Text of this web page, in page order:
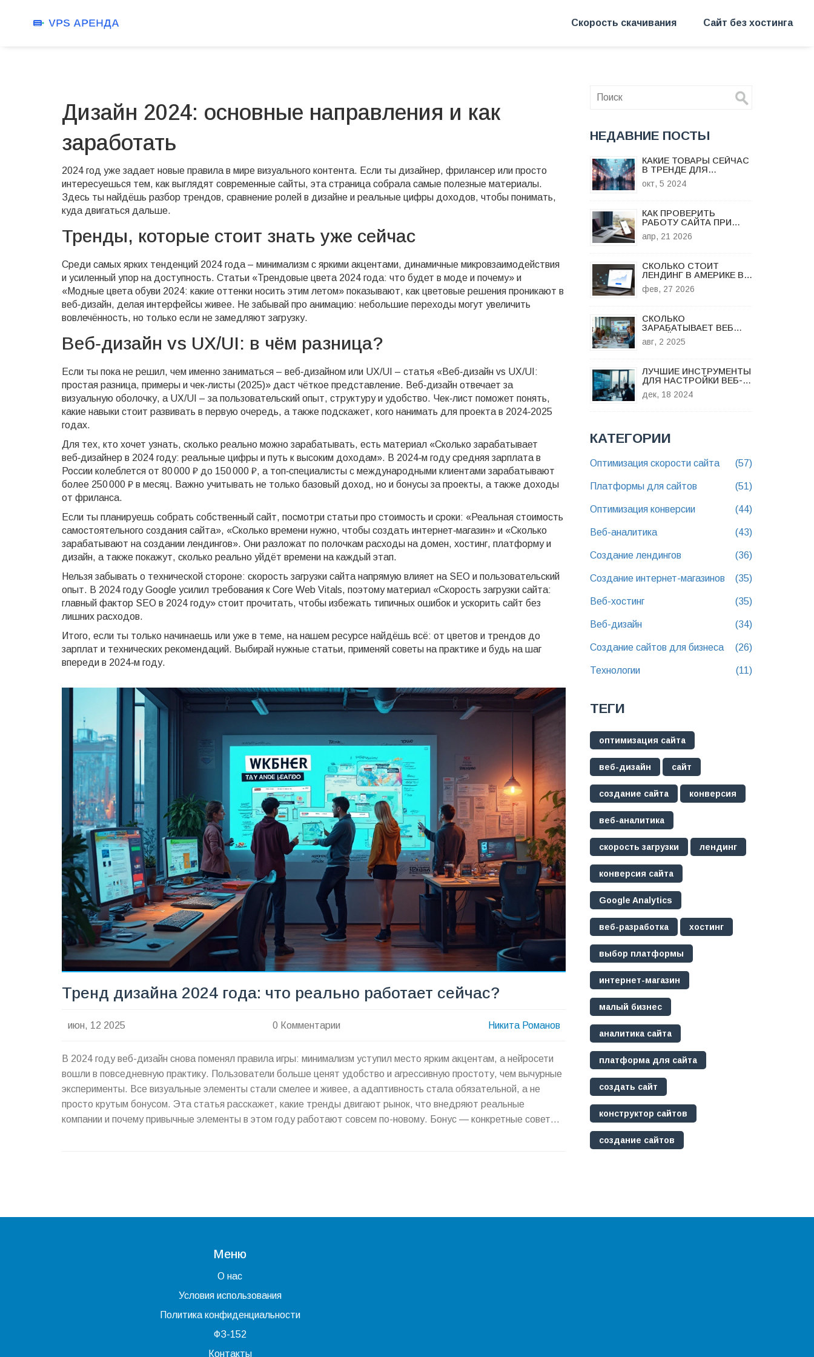
Скорость скачивания Сайт без хостинга
Дизайн 2024: основные направления и как
заработать
2024 год уже задает новые правила в мире визуального контента. Если ты дизайнер, фрилансер или просто
интересуешься тем, как выглядят современные сайты, эта страница собрала самые полезные материалы.
Здесь ты найдёшь разбор трендов, сравнение ролей в дизайне и реальные цифры доходов, чтобы понимать,
куда двигаться дальше.
Тренды, которые стоит знать уже сейчас
Среди самых ярких тенденций 2024 года – минимализм с яркими акцентами, динамичные микровзаимодействия
и усиленный упор на доступность. Статьи «Трендовые цвета 2024 года: что будет в моде и почему» и
«Модные цвета обуви 2024: какие оттенки носить этим летом» показывают, как цветовые решения проникают в
веб‑дизайн, делая интерфейсы живее. Не забывай про анимацию: небольшие переходы могут увеличить
вовлечённость, но только если не замедляют загрузку.
Веб‑дизайн vs UX/UI: в чём разница?
Если ты пока не решил, чем именно заниматься – веб‑дизайном или UX/UI – статья «Веб‑дизайн vs UX/UI:
простая разница, примеры и чек‑листы (2025)» даст чёткое представление. Веб‑дизайн отвечает за
визуальную оболочку, а UX/UI – за пользовательский опыт, структуру и удобство. Чек‑лист поможет понять,
какие навыки стоит развивать в первую очередь, а также подскажет, кого нанимать для проекта в 2024‑2025
годах.
Для тех, кто хочет узнать, сколько реально можно зарабатывать, есть материал «Сколько зарабатывает
веб‑дизайнер в 2024 году: реальные цифры и путь к высоким доходам». В 2024‑м году средняя зарплата в
России колеблется от 80 000 ₽ до 150 000 ₽, а топ‑специалисты с международными клиентами зарабатывают
более 250 000 ₽ в месяц. Важно учитывать не только базовый доход, но и бонусы за проекты, а также доходы
от фриланса.
Если ты планируешь собрать собственный сайт, посмотри статьи про стоимость и сроки: «Реальная стоимость
самостоятельного создания сайта», «Сколько времени нужно, чтобы создать интернет‑магазин» и «Сколько
зарабатывают на создании лендингов». Они разложат по полочкам расходы на домен, хостинг, платформу и
дизайн, а также покажут, сколько реально уйдёт времени на каждый этап.
Нельзя забывать о технической стороне: скорость загрузки сайта напрямую влияет на SEO и пользовательский
опыт. В 2024 году Google усилил требования к Core Web Vitals, поэтому материал «Скорость загрузки сайта:
главный фактор SEO в 2024 году» стоит прочитать, чтобы избежать типичных ошибок и ускорить сайт без
лишних расходов.
Итого, если ты только начинаешь или уже в теме, на нашем ресурсе найдёшь всё: от цветов и трендов до
зарплат и технических рекомендаций. Выбирай нужные статьи, применяй советы на практике и будь на шаг
впереди в 2024‑м году.
Тренд дизайна 2024 года: что реально работает сейчас?
июн, 12 2025 0 Комментарии Никита Романов
В 2024 году веб-дизайн снова поменял правила игры: минимализм уступил место ярким акцентам, а нейросети
вошли в повседневную практику. Пользователи больше ценят удобство и агрессивную простоту, чем вычурные
эксперименты. Все визуальные элементы стали смелее и живее, а адаптивность стала обязательной, а не
просто крутым бонусом. Эта статья расскажет, какие тренды двигают рынок, что внедряют реальные
компании и почему привычные элементы в этом году работают совсем по-новому. Бонус — конкретные советы
НЕДАВНИЕ ПОСТЫ
КАКИЕ ТОВАРЫ СЕЙЧАС
В ТРЕНДЕ ДЛЯ
ИНТЕРНЕТ-МАГАЗИНОВ
2024 ГОДА
окт, 5 2024
КАК ПРОВЕРИТЬ
РАБОТУ САЙТА ПРИ
СЛАБОМ ИНТЕРНЕТЕ:
ИНСТРУМЕНТЫ И
апр, 21 2026
СКОЛЬКО СТОИТ
ЛЕНДИНГ В АМЕРИКЕ В
2026 ГОДУ?
фев, 27 2026
СКОЛЬКО
ЗАРАБАТЫВАЕТ ВЕБ
ДИЗАЙНЕР В 2024 ГОДУ:
РЕАЛЬНЫЕ ЦИФРЫ И
авг, 2 2025
ЛУЧШИЕ ИНСТРУМЕНТЫ
ДЛЯ НАСТРОЙКИ ВЕБ-
АНАЛИТИКИ В 2024 ГОДУ
дек, 18 2024
КАТЕГОРИИ
Оптимизация скорости сайта (57)
Платформы для сайтов (51)
Оптимизация конверсии (44)
Веб-аналитика (43)
Создание лендингов (36)
Создание интернет-магазинов (35)
Веб-хостинг (35)
Веб-дизайн (34)
Создание сайтов для бизнеса (26)
Технологии (11)
ТЕГИ
оптимизация сайта
веб-дизайн сайт
создание сайта конверсия
веб-аналитика
скорость загрузки лендинг
конверсия сайта
Google Analytics
веб-разработка хостинг
выбор платформы
интернет-магазин
малый бизнес
аналитика сайта
платформа для сайта
создать сайт
конструктор сайтов
создание сайтов
Меню
О нас
Условия использования
Политика конфиденциальности
ФЗ-152
Контакты